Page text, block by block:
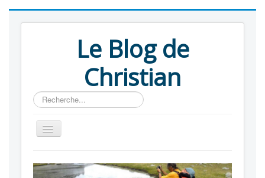
Le Blog de
Christian
Rechercher